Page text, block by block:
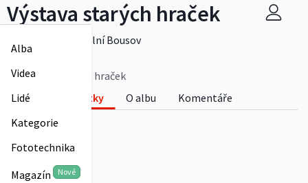
Alba
Videa
Lidé
Kategorie
Fototechnika
Magazín Nové
Výstava starých hraček
Infocentrum Dolní Bousov
Výstava starých hraček
Fotky
O albu
Komentáře
0